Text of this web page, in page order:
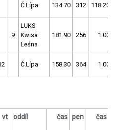
Č.Lípa 134.70 312 118.20
9
LUKS
Kwisa
Leśna
181.90 256 1.00
Č.Lípa 158.30 364 1.00
vt oddíl čas pen čas